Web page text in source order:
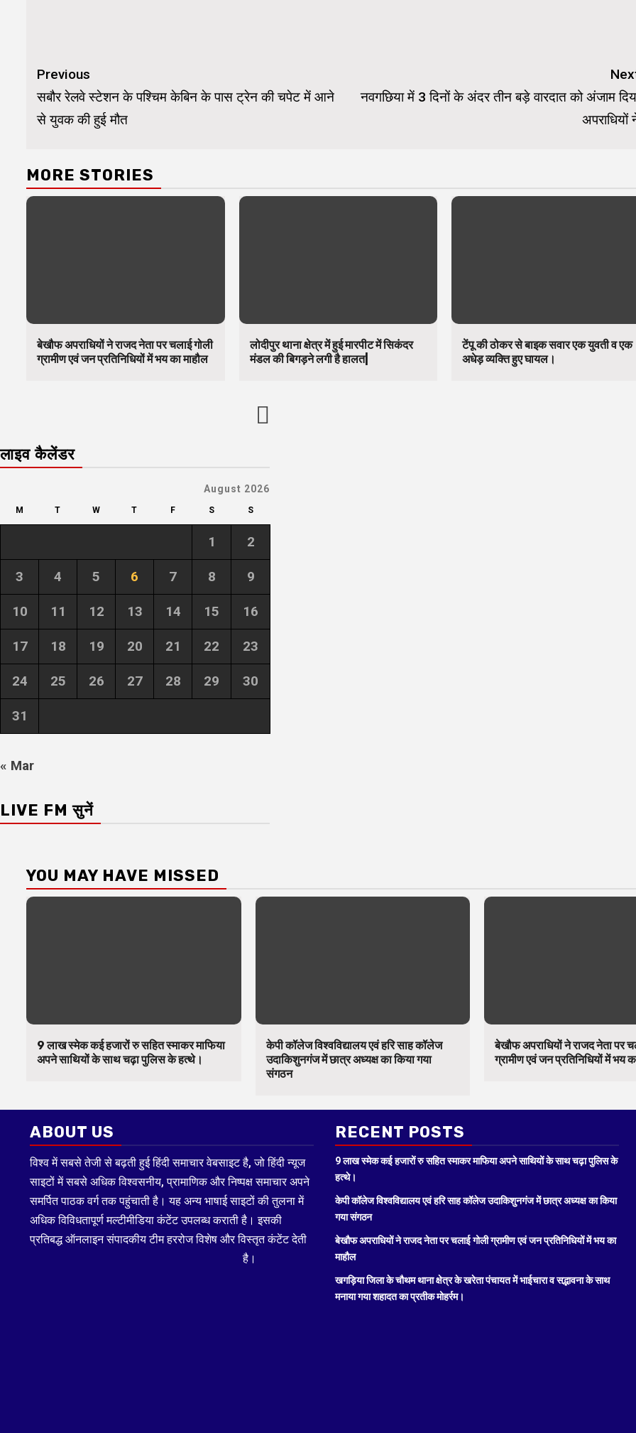
Continue
Reading
Previous
सबौर रेलवे स्टेशन के पश्चिम केबिन के पास ट्रेन की चपेट में आने
से युवक की हुई मौत
नवगछिया में 3 दिनों के अंदर तीन बड़े वारदात को अंजाम
अपराधियों
MORE STORIES
बेखौफ अपराधियों ने राजद नेता पर चलाई गोली
ग्रामीण एवं जन प्रतिनिधियों में भय का माहौल
लोदीपुर थाना क्षेत्र में हुई मारपीट में सिकंदर
मंडल की बिगड़ने लगी है हालत|
टेंपू की ठोकर से बाइक सवार एक युवती व एक
अधेड़ व्यक्ति हुए घायल।
लाइव कैलेंडर
August 2026
M T W T F S S
1 2
3 4 5 6 7 8 9
10 11 12 13 14 15 16
17 18 19 20 21 22 23
24 25 26 27 28 29 30
31
« Mar
LIVE FM सुनें
YOU MAY HAVE MISSED
9 लाख स्मेक कई हजारों रु सहित स्माकर माफिया
अपने साथियों के साथ चढ़ा पुलिस के हत्थे।
केपी कॉलेज विश्वविद्यालय एवं हरि साह कॉलेज
उदाकिशुनगंज में छात्र अध्यक्ष का किया गया
संगठन
बेखौफ अपराधियों ने राजद नेता पर
ग्रामीण एवं जन प्रतिनिधियों में भय
ABOUT US
विश्व में सबसे तेजी से बढ़ती हुई हिंदी समाचार वेबसाइट है, जो हिंदी न्यूज
साइटों में सबसे अधिक विश्वसनीय, प्रामाणिक और निष्पक्ष समाचार अपने
समर्पित पाठक वर्ग तक पहुंचाती है। यह अन्य भाषाई साइटों की तुलना में
अधिक विविधतापूर्ण मल्टीमीडिया कंटेंट उपलब्ध कराती है। इसकी
प्रतिबद्ध ऑनलाइन संपादकीय टीम हररोज विशेष और विस्तृत कंटेंट देती
है।
RECENT POSTS
9 लाख स्मेक कई हजारों रु सहित स्माकर माफिया अपने साथियों के साथ चढ़ा पुलिस के
हत्थे।
केपी कॉलेज विश्वविद्यालय एवं हरि साह कॉलेज उदाकिशुनगंज में छात्र अध्यक्ष का किया
गया संगठन
बेखौफ अपराधियों ने राजद नेता पर चलाई गोली ग्रामीण एवं जन प्रतिनिधियों में भय का
माहौल
खगड़िया जिला के चौथम थाना क्षेत्र के खरेता पंचायत में भाईचारा व सद्भावना के साथ
मनाया गया शहादत का प्रतीक मोहर्रम।